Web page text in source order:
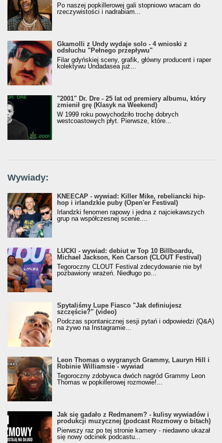
Po naszej popkillerowej gali stopniowo wracam do
rzeczywistości i nadrabiam...
Gkamolli z Undy wydaje solo - 4 wnioski z
odsłuchu "Pełnego przepływu"
Filar gdyńskiej sceny, grafik, główny producent i raper
kolektywu Undadasea już...
"2001" Dr. Dre - 25 lat od premiery albumu, który
zmienił grę (Klasyk na Weekend)
W 1999 roku powychodziło trochę dobrych
westcoastowych płyt. Pierwsze, które...
Wywiady:
KNEECAP - wywiad: Killer Mike, rebeliancki hip-
hop i irlandzkie puby (Open'er Festival)
Irlandzki fenomen rapowy i jedna z najciekawszych
grup na współczesnej scenie....
LUCKI - wywiad: debiut w Top 10 Billboardu,
Michael Jackson, Ken Carson (CLOUT Festival)
Tegoroczny CLOUT Festival zdecydowanie nie był
pozbawiony wrażeń. Niedługo po...
Spytaliśmy Lupe Fiasco "Jak definiujesz
szczęście?" (video)
Podczas spontanicznej sesji pytań i odpowiedzi (Q&A)
na żywo na Instagramie...
Leon Thomas o wygranych Grammy, Lauryn Hill i
Robinie Williamsie - wywiad
Tegoroczny zdobywca dwóch nagród Grammy Leon
Thomas w popkillerowej rozmowie!...
Jak się gadało z Redmanem? - kulisy wywiadów i
produkcji muzycznej (podcast Rozmowy o bitach)
Pierwszy raz po tej stronie kamery - niedawno ukazał
się nowy odcinek podcastu...